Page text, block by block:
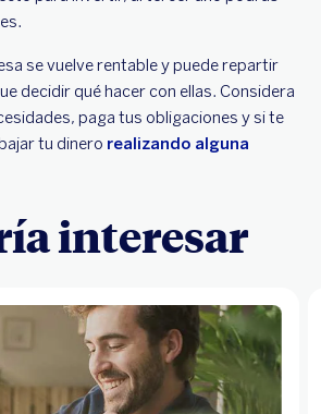
se vuelve rentable y puede repartir
decidir qué hacer con ellas. Considera
paga tus obligaciones y si te
tu dinero realizando alguna
interesar